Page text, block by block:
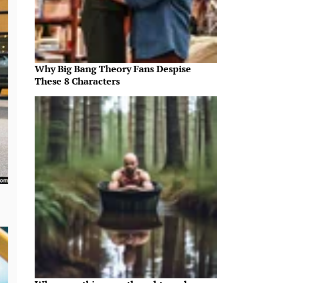
Why Big Bang Theory Fans Despise
These 8 Characters